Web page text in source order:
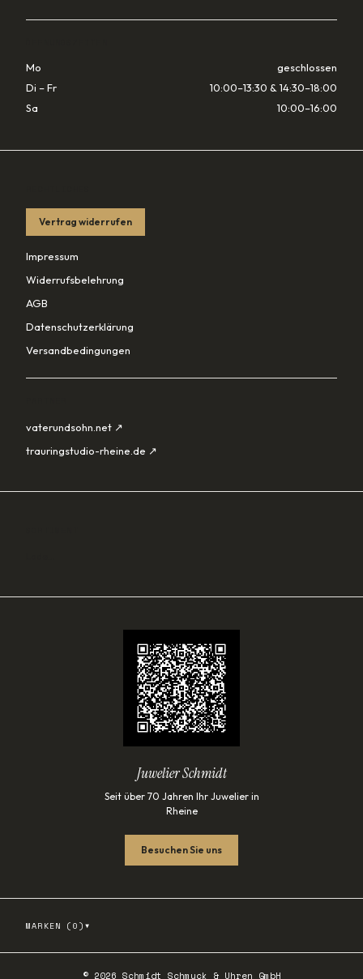
Mo
geschlossen
Di – Fr
10:00–13:30 & 14:30–18:00
Sa
10:00–16:00
Vertrag widerrufen
Impressum
Widerrufsbelehrung
AGB
Datenschutzerklärung
Versandbedingungen
vaterundsohn.net ↗
trauringstudio-rheine.de ↗
Juwelier Schmidt
Seit über 70 Jahren Ihr Juwelier in
Rheine
Besuchen Sie uns
MARKEN ( 0 ) ▾
© 2026 Schmidt Schmuck & Uhren GmbH